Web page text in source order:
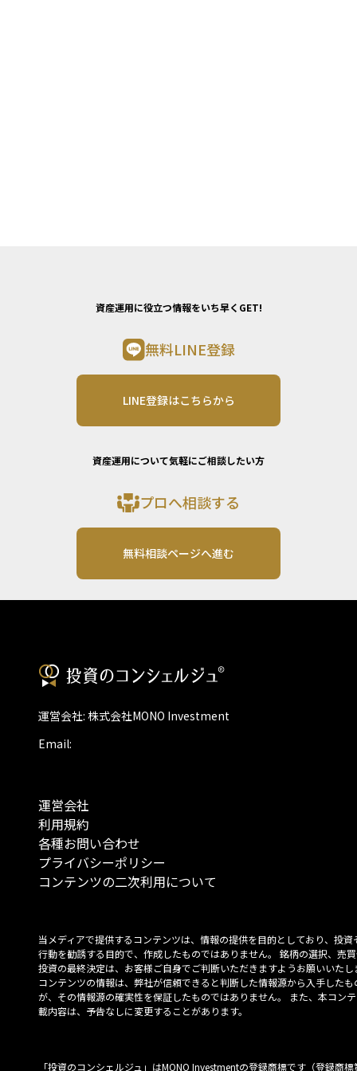
資産運用に役立つ情報をいち早くGET!
無料LINE登録
LINE登録はこちらから
資産運用について気軽にご相談したい方
プロへ相談する
無料相談ページへ進む
運営会社: 株式会社MONO Investment
Email:
運営会社
利用規約
各種お問い合わせ
プライバシーポリシー
コンテンツの二次利用について
当メディアで提供するコンテンツは、情報の提供を目的としており、投資
行動を勧誘する目的で、作成したものではありません。 銘柄の選択、売
投資の最終決定は、お客様ご自身でご判断いただきますようお願いいたし
コンテンツの情報は、弊社が信頼できると判断した情報源から入手したも
が、その情報源の確実性を保証したものではありません。 また、本コン
載内容は、予告なしに変更することがあります。
「投資のコンシェルジュ」はMONO Investmentの登録商標です（登録商標